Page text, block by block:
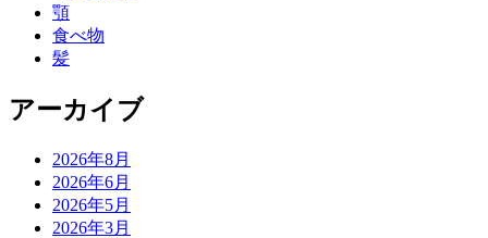
顎
食べ物
髪
アーカイブ
2026年8月
2026年6月
2026年5月
2026年3月